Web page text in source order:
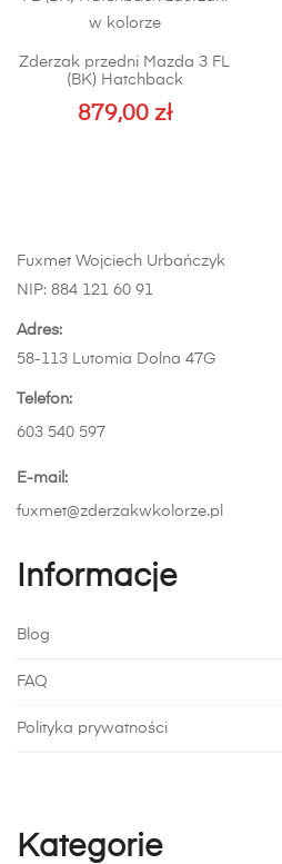
Zderzak przedni Mazda 3 FL
(BK) Hatchback
879,00 zł
Fuxmet Wojciech Urbańczyk
NIP: 884 121 60 91
Adres:
58-113 Lutomia Dolna 47G
Telefon:
603 540 597
E-mail:
fuxmet@zderzakwkolorze.pl
Informacje
Blog
FAQ
Polityka prywatności
Kategorie